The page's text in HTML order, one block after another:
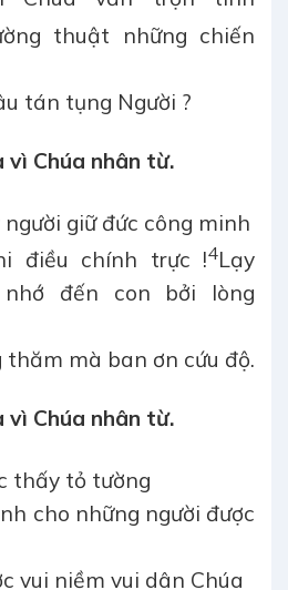
thuật những chiến
tán tụng Người ?
vì Chúa nhân từ.
giữ đức công minh
điều chính trực !4Lạy
đến con bởi lòng
thăm mà ban ơn cứu độ.
vì Chúa nhân từ.
thấy tỏ tường
cho những người được
vui niềm vui dân Chúa